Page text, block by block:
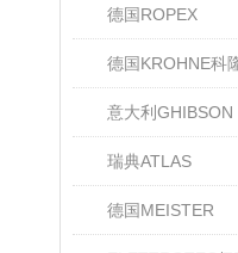
德国ROPEX
德国KROHNE科
意大利GHIBSON
瑞典ATLAS
德国MEISTER